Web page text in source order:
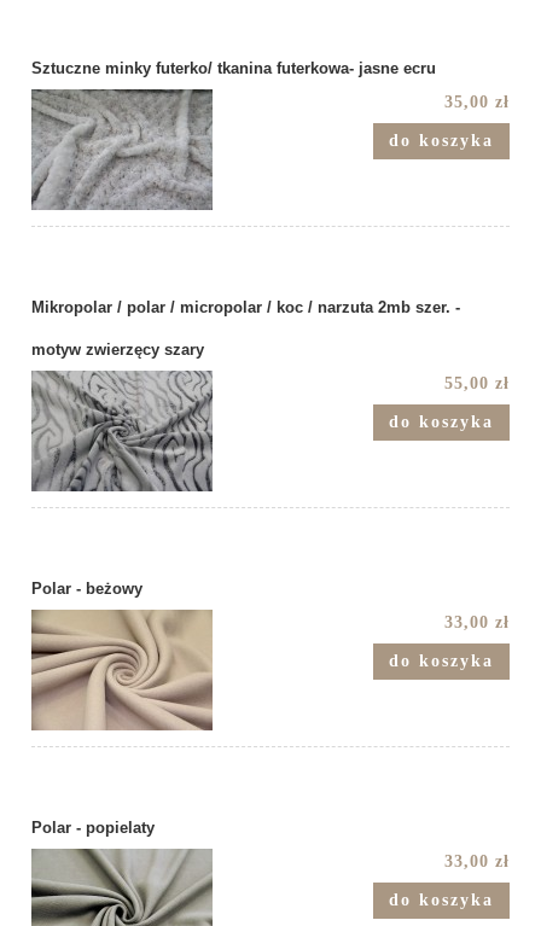
Sztuczne minky futerko/ tkanina futerkowa- jasne ecru
35,00 zł
do koszyka
Mikropolar / polar / micropolar / koc / narzuta 2mb szer. -
motyw zwierzęcy szary
55,00 zł
do koszyka
Polar - beżowy
33,00 zł
do koszyka
Polar - popielaty
33,00 zł
do koszyka